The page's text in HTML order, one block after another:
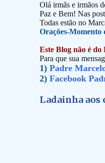
Olá irmãs e irmãos
Paz e Bem! Nas
Todas estão no
Orações-Momento
Este Blog não é do
Para que sua
1) Padre
2) Facebook
Ladainha aos